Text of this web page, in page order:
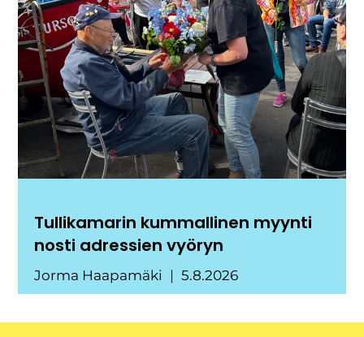
Tullikamarin kummallinen myynti
nosti adressien vyöryn
Jorma Haapamäki 5.8.2026